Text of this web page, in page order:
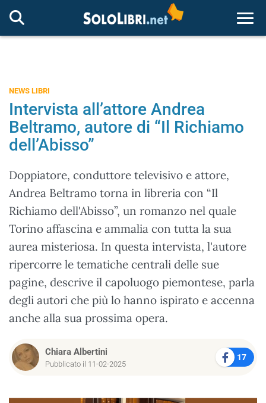
NEWS LIBRI
Intervista all’attore Andrea
Beltramo, autore di “Il Richiamo
dell’Abisso”
Doppiatore, conduttore televisivo e attore,
Andrea Beltramo torna in libreria con “Il
Richiamo dell'Abisso”, un romanzo nel quale
Torino affascina e ammalia con tutta la sua
aurea misteriosa. In questa intervista, l'autore
ripercorre le tematiche centrali delle sue
pagine, descrive il capoluogo piemontese, parla
degli autori che più lo hanno ispirato e accenna
anche alla sua prossima opera.
Chiara Albertini
Pubblicato il 11-02-2025
17